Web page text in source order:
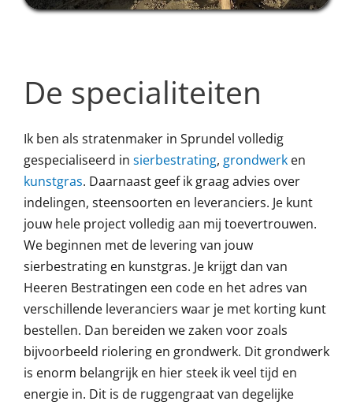
De specialiteiten
Ik ben als stratenmaker in Sprundel volledig
gespecialiseerd in sierbestrating, grondwerk en
kunstgras. Daarnaast geef ik graag advies over
indelingen, steensoorten en leveranciers. Je kunt
jouw hele project volledig aan mij toevertrouwen.
We beginnen met de levering van jouw
sierbestrating en kunstgras. Je krijgt dan van
Heeren Bestratingen een code en het adres van
verschillende leveranciers waar je met korting kunt
bestellen. Dan bereiden we zaken voor zoals
bijvoorbeeld riolering en grondwerk. Dit grondwerk
is enorm belangrijk en hier steek ik veel tijd en
energie in. Dit is de ruggengraat van degelijke